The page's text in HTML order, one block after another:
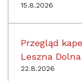
15.8.2026
Przegląd
Leszna Dolna
22.8.2026